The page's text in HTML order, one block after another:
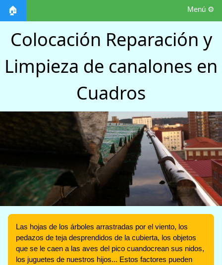
🏠 Menú ⚙️
Colocación Reparación y
Limpieza de canalones en
Cuadros
Las hojas de los árboles arrastradas por el viento, los
pedazos de teja desprendidos de la cubierta, los objetos
que se le caen a las aves del pico cuandocrean sus nidos,
los juguetes de nuestros hijos... Estos factores pueden